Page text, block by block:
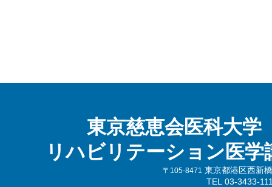
東京慈恵会医科大学
リハビリテーション医学
〒105-8471
東京都港区西新
TEL 03-3433-